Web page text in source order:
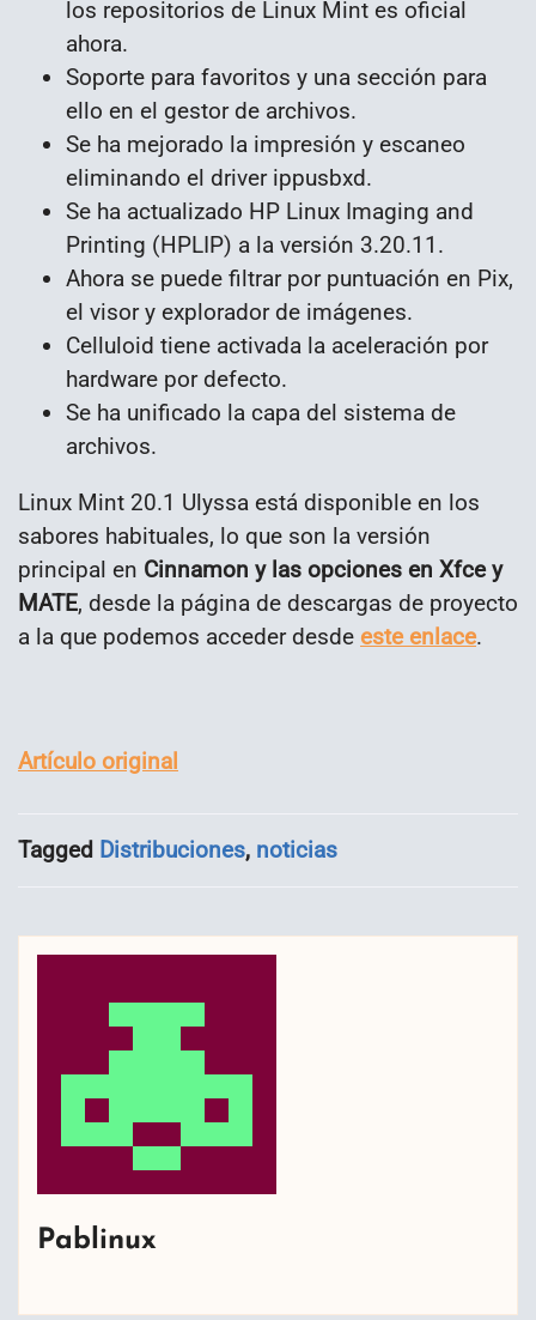
los repositorios de Linux Mint es oficial
ahora.
Soporte para favoritos y una sección para
ello en el gestor de archivos.
Se ha mejorado la impresión y escaneo
eliminando el driver ippusbxd.
Se ha actualizado HP Linux Imaging and
Printing (HPLIP) a la versión 3.20.11.
Ahora se puede filtrar por puntuación en Pix,
el visor y explorador de imágenes.
Celluloid tiene activada la aceleración por
hardware por defecto.
Se ha unificado la capa del sistema de
archivos.
Linux Mint 20.1 Ulyssa está disponible en los
sabores habituales, lo que son la versión
principal en Cinnamon y las opciones en Xfce y
MATE, desde la página de descargas de proyecto
a la que podemos acceder desde este enlace.
Artículo original
Tagged Distribuciones, noticias
Pablinux